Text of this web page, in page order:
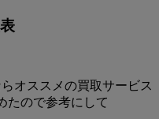
オススメの買取サービス
たので参考にして